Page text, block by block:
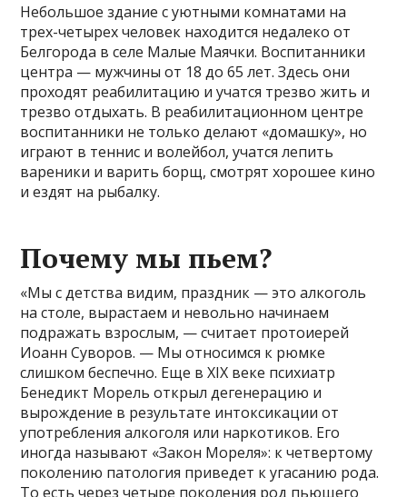
Небольшое здание с уютными комнатами на
трех-четырех человек находится недалеко от
Белгорода в селе Малые Маячки. Воспитанники
центра — мужчины от 18 до 65 лет. Здесь они
проходят реабилитацию и учатся трезво жить и
трезво отдыхать. В реабилитационном центре
воспитанники не только делают «домашку», но
играют в теннис и волейбол, учатся лепить
вареники и варить борщ, смотрят хорошее кино
и ездят на рыбалку.
Почему мы пьем?
«Мы с детства видим, праздник — это алкоголь
на столе, вырастаем и невольно начинаем
подражать взрослым, — считает протоиерей
Иоанн Суворов. — Мы относимся к рюмке
слишком беспечно. Еще в ХIХ веке психиатр
Бенедикт Морель открыл дегенерацию и
вырождение в результате интоксикации от
употребления алкоголя или наркотиков. Его
иногда называют «Закон Мореля»: к четвертому
поколению патология приведет к угасанию рода.
То есть через четыре поколения род пьющего